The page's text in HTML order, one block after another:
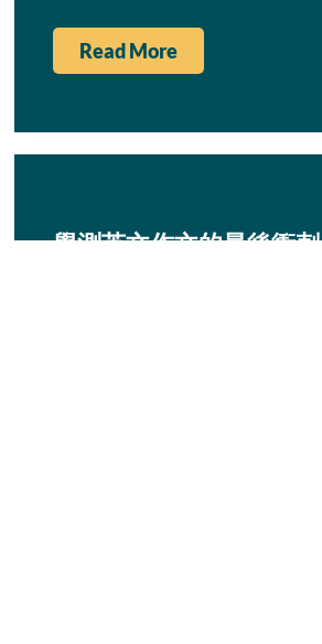
Read More
學測英文作文的最後衝刺